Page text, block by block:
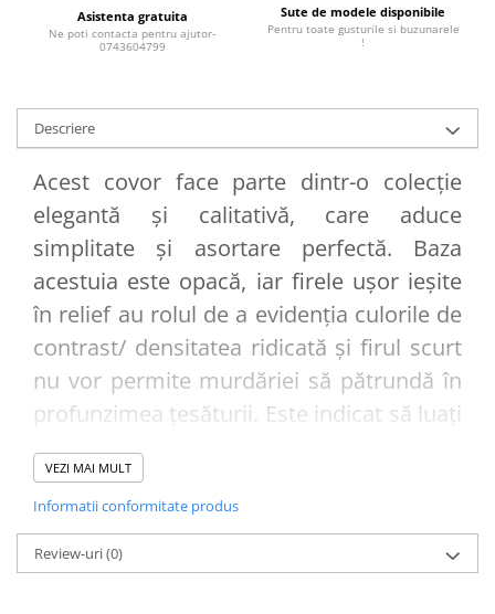
Asistenta gratuita
Ne poti contacta pentru ajutor-
0743604799
Sute de modele disponibile
Pentru toate gusturile si buzunarele
!
Descriere
Acest covor face parte dintr-o colecție
elegantă și calitativă, care aduce
simplitate și asortare perfectă. Baza
acestuia este opacă, iar firele ușor ieșite
în relief au rolul de a evidenția culorile de
contrast/ densitatea ridicată și firul scurt
nu vor permite murdăriei să pătrundă în
profunzimea țesăturii. Este indicat să luați
un covor diferit / care să fie în contrast cu
nuanța podelei . Covorul se poate asorta
fie cu nuanța draperiilor, fie cu nuanța
tapițeriei patului/ canapelei/ scaunelor
sau îl puteți alege într-o nuanță de
VEZI MAI MULT
Informatii conformitate produs
Review-uri(0)